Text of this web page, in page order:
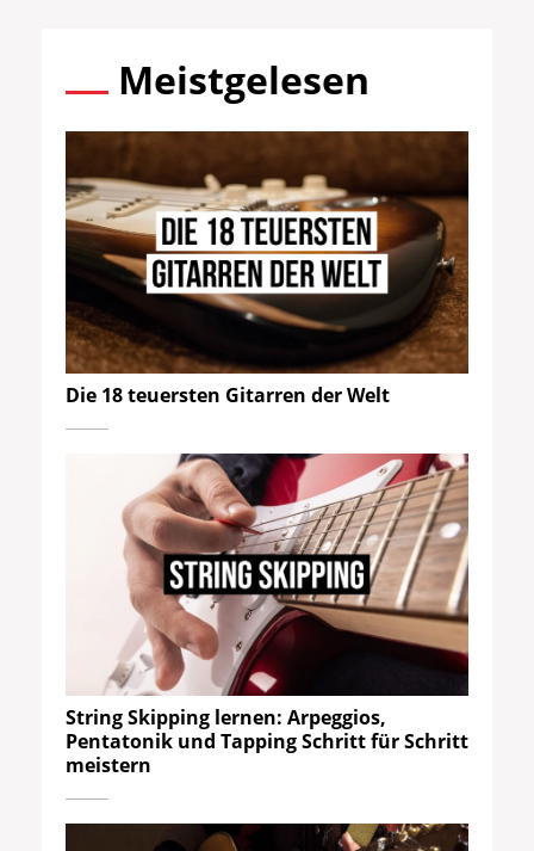
Meistgelesen
Die 18 teuersten Gitarren der Welt
String Skipping lernen: Arpeggios,
Pentatonik und Tapping Schritt für Schritt
meistern